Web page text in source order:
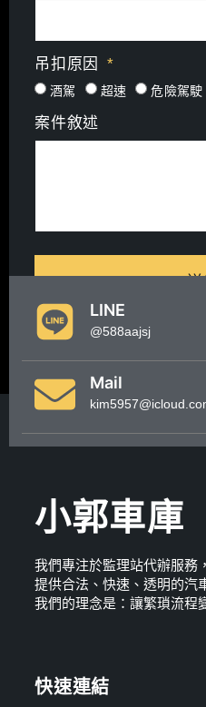
吊扣原因
酒駕 超速 危險駕駛
案件敘述
LINE
@588aajsj
Mail
小郭車庫
我們專注於監理站代辦服務，
提供合法、快速、透明的汽
我們的理念是：讓繁瑣流程
快速連結